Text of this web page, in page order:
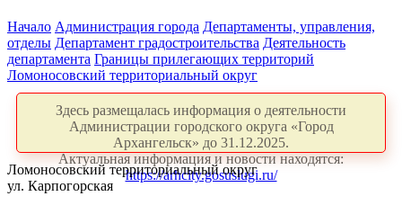
Начало Администрация города Департаменты, управления,
отделы Департамент градостроительства Деятельность
департамента Границы прилегающих территорий
Ломоносовский территориальный округ
Здесь размещалась информация о деятельности
Администрации городского округа «Город
Архангельск» до 31.12.2025.
Актуальная информация и новости находятся:
https://arhcity.gosuslugi.ru/
Ломоносовский территориальный округ
ул. Карпогорская